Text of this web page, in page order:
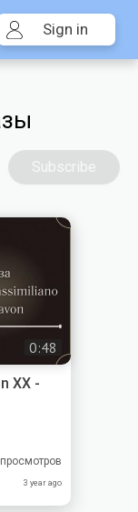
Sign in
Subscribe
0:48
XX -
3 year ago